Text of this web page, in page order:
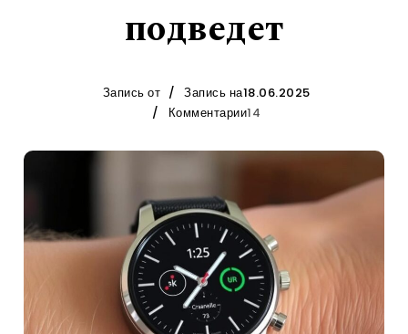
подведет
Запись от
Запись на18.06.2025
Комментарии14